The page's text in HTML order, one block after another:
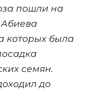
пошли на
которых была
семян.
до